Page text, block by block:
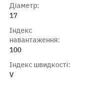
Діаметр:
17
Індекс
навантаження:
100
Індекс швидкості:
V